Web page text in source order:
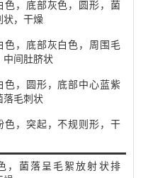
色，底部灰色，圆形，菌
状，干燥
色，底部灰白色，周围毛
中间肚脐状
色，圆形，底部中心蓝紫
落毛刺状
色，突起，不规则形，干
，菌落呈毛絮放射状排